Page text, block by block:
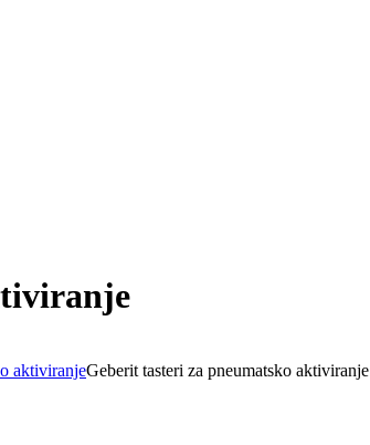
aktiviranjeGeberit tasteri za pneumatsko aktiviranje